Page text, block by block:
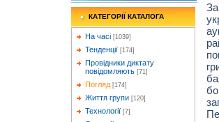
КАТЕГОРІЇ КАТАЛОГА
На часі [1039]
Тенденції [174]
Провідники диктату
повідомляють [71]
Погляд [174]
Життя групи [120]
Технології [7]